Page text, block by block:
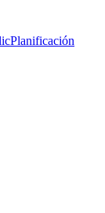
Planificación